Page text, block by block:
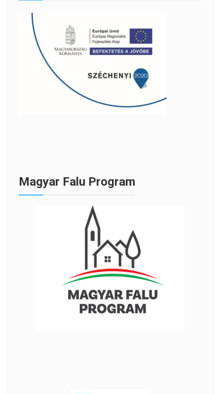
Magyar Falu Program